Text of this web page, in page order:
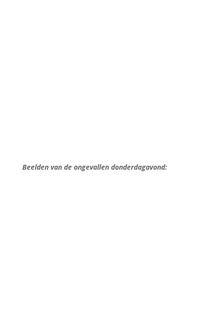
Beelden van de ongevallen donderdagavond: